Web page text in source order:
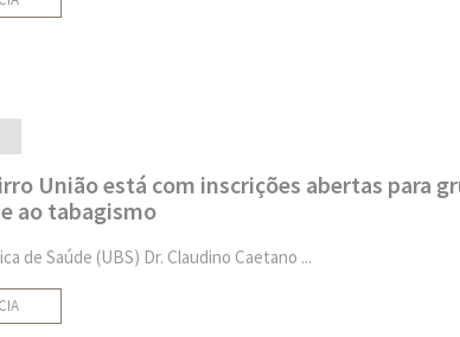
União está com inscrições abertas para
ao tabagismo
de Saúde (UBS) Dr. Claudino Caetano ...